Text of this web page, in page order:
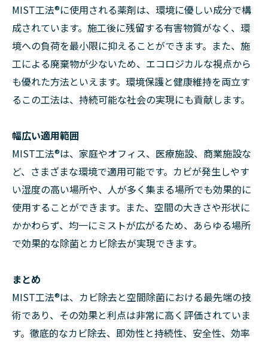
MIST工法®に使用される薬剤は、環境に優しい成分で構
成されています。施工後に残留する有害物質がなく、環
境への負荷を最小限に抑えることができます。また、施
工による廃棄物が少ないため、エコロジカルな視点から
も優れた方法といえます。環境保護と健康維持を両立す
るこの工法は、持続可能な社会の実現にも貢献します。
幅広い適用範囲
MIST工法®は、家庭やオフィス、医療施設、商業施設な
ど、さまざまな環境で適用可能です。カビが発生しやす
い湿度の高い場所や、人が多く集まる場所でも効果的に
使用することができます。また、空間の大きさや形状に
かかわらず、均一にミストが広がるため、あらゆる場所
で効果的な除菌とカビ除去が実現できます。
まとめ
MIST工法®は、カビ除去と空間除菌における最先端の技
術であり、その効果と利点は非常に高く評価されていま
す。徹底的なカビ除去、即効性と持続性、安全性、効率